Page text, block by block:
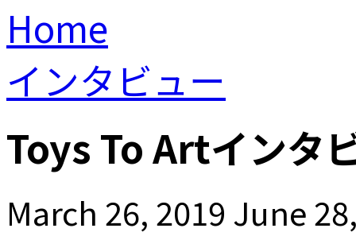
Home
インタビュー
Toys To Artインタ
March 26, 2019 June